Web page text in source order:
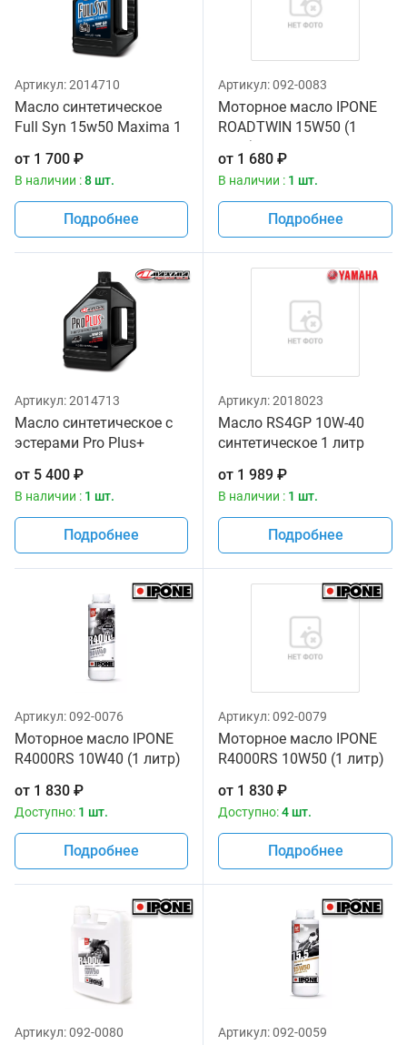
Артикул:2014710
Масло синтетическое
Full Syn 15w50 Maxima 1
от 1 700 ₽
В наличии :8 шт.
Подробнее
Артикул:092-0083
Моторное масло IPONE
ROADTWIN 15W50 (1
литр) для мотоциклов
от 1 680 ₽
В наличии : 1 шт.
Подробнее
Артикул:2014713
Масло синтетическое с
эстерами Pro Plus+
от 5 400 ₽
В наличии : 1 шт.
Подробнее
Артикул:2018023
Масло RS4GP 10W-40
синтетическое 1 литр
от 1 989 ₽
В наличии : 1 шт.
Подробнее
Артикул:092-0076
Моторное масло IPONE
R4000RS 10W40 (1 литр)
от 1 830 ₽
Доступно: 1 шт.
Подробнее
Артикул:092-0079
Моторное масло IPONE
R4000RS 10W50 (1 литр)
от 1 830 ₽
Доступно:4 шт.
Подробнее
Артикул:092-0080 Артикул:092-0059